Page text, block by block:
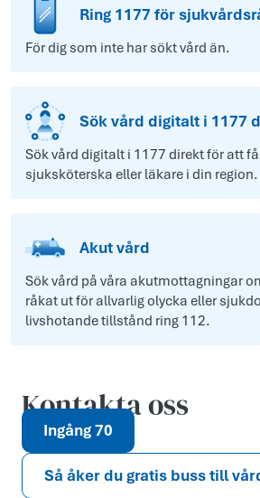
Ring 1177 för
För dig som inte har sökt vård än.
Sök vård digitalt i 1177
Sök vård digitalt i 1177 direkt för att
sjuksköterska eller läkare i din region.
Akut vård
Sök vård på våra akutmottagningar
råkat ut för allvarlig olycka eller
livshotande tillstånd ring 112.
Kontakta oss
Ingång 70
Så åker du gratis buss till